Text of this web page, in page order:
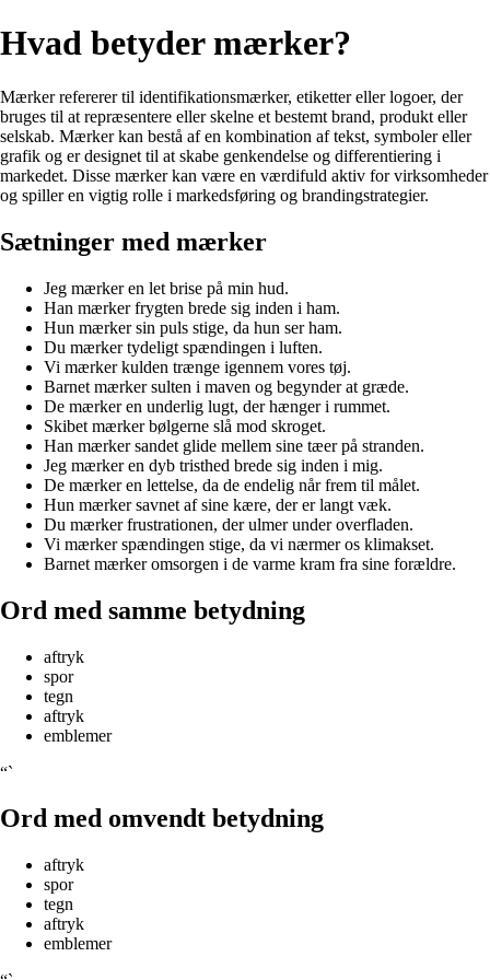
Hvad betyder mærker?
Mærker refererer til identifikationsmærker, etiketter eller logoer, der
bruges til at repræsentere eller skelne et bestemt brand, produkt eller
selskab. Mærker kan bestå af en kombination af tekst, symboler eller
grafik og er designet til at skabe genkendelse og differentiering i
markedet. Disse mærker kan være en værdifuld aktiv for virksomheder
og spiller en vigtig rolle i markedsføring og brandingstrategier.
Sætninger med mærker
Jeg mærker en let brise på min hud.
Han mærker frygten brede sig inden i ham.
Hun mærker sin puls stige, da hun ser ham.
Du mærker tydeligt spændingen i luften.
Vi mærker kulden trænge igennem vores tøj.
Barnet mærker sulten i maven og begynder at græde.
De mærker en underlig lugt, der hænger i rummet.
Skibet mærker bølgerne slå mod skroget.
Han mærker sandet glide mellem sine tæer på stranden.
Jeg mærker en dyb tristhed brede sig inden i mig.
De mærker en lettelse, da de endelig når frem til målet.
Hun mærker savnet af sine kære, der er langt væk.
Du mærker frustrationen, der ulmer under overfladen.
Vi mærker spændingen stige, da vi nærmer os klimakset.
Barnet mærker omsorgen i de varme kram fra sine forældre.
Ord med samme betydning
aftryk
spor
tegn
aftryk
emblemer
“`
Ord med omvendt betydning
aftryk
spor
tegn
aftryk
emblemer